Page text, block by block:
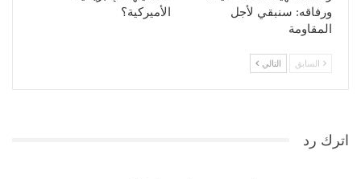
ورفاقه: سنبقي لأجل
المقاومة
الأميركية؟
السابق التالي
اترك رد